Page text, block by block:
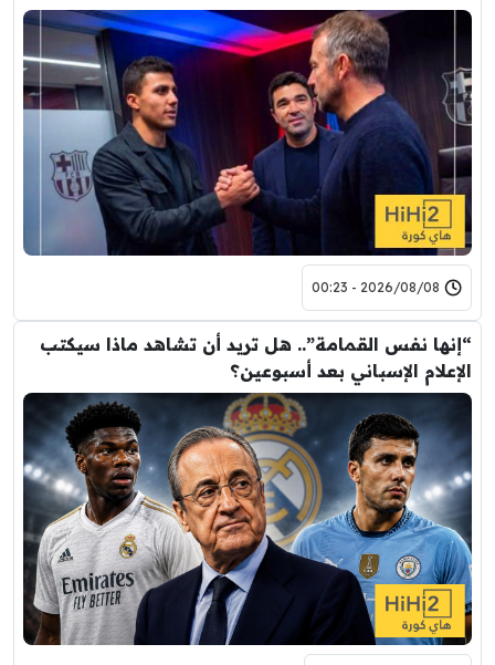
2026/08/08 - 00:23
“إنها نفس القمامة”.. هل تريد أن تشاهد ماذا سيكتب
الإعلام الإسباني بعد أسبوعين؟